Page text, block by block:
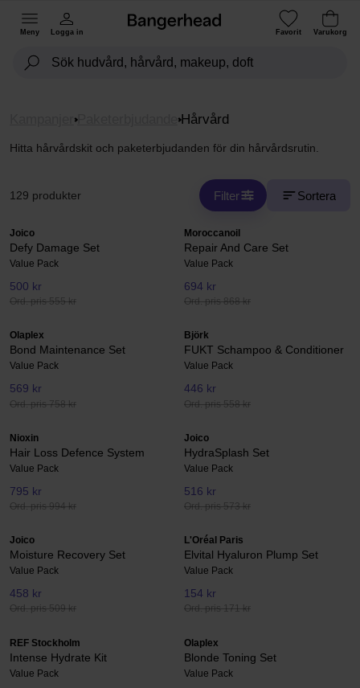
Meny Logga in Favorit Varukorg
Paketerbjudande Hårvård
Hitta hårvårdskit och paketerbjudanden för din hårvårdsrutin.
129 produkter Filter Sortera
Joico
Defy Damage Set
Value Pack
500 kr
Ord. pris 555 kr
Moroccanoil
Repair And Care Set
Value Pack
694 kr
Ord. pris 868 kr
Olaplex
Bond Maintenance Set
Value Pack
569 kr
Ord. pris 758 kr
Björk
FUKT Schampoo & Conditioner
Value Pack
446 kr
Ord. pris 558 kr
Nioxin
Hair Loss Defence System
Value Pack
795 kr
Ord. pris 994 kr
Joico
HydraSplash Set
Value Pack
516 kr
Ord. pris 573 kr
Joico
Moisture Recovery Set
Value Pack
458 kr
Ord. pris 509 kr
L'Oréal Paris
Elvital Hyaluron Plump Set
Value Pack
154 kr
Ord. pris 171 kr
REF Stockholm
Intense Hydrate Kit
Value Pack
Olaplex
Blonde Toning Set
Value Pack